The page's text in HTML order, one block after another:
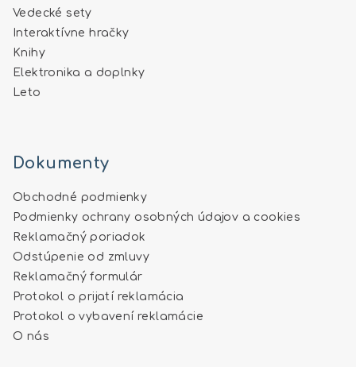
Vedecké sety
Interaktívne hračky
Knihy
Elektronika a doplnky
Leto
Dokumenty
Obchodné podmienky
Podmienky ochrany osobných údajov a cookies
Reklamačný poriadok
Odstúpenie od zmluvy
Reklamačný formulár
Protokol o prijatí reklamácia
Protokol o vybavení reklamácie
O nás